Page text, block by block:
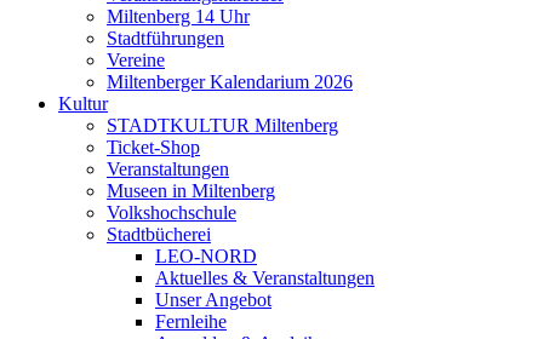
Miltenberg 14 Uhr
Stadtführungen
Vereine
Miltenberger Kalendarium 2026
Kultur
STADTKULTUR Miltenberg
Ticket-Shop
Veranstaltungen
Museen in Miltenberg
Volkshochschule
Stadtbücherei
LEO-NORD
Aktuelles & Veranstaltungen
Unser Angebot
Fernleihe